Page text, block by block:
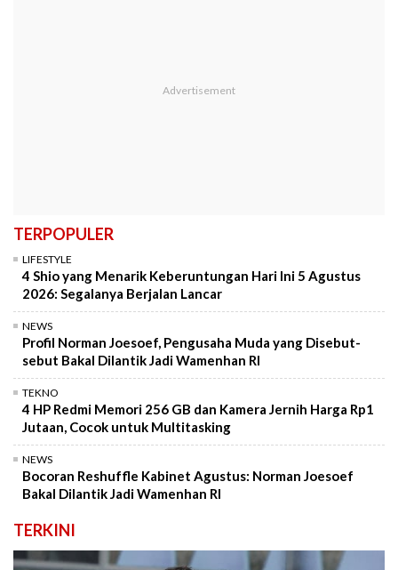
TERPOPULER
LIFESTYLE
4 Shio yang Menarik Keberuntungan Hari Ini 5 Agustus
2026: Segalanya Berjalan Lancar
NEWS
Profil Norman Joesoef, Pengusaha Muda yang Disebut-
sebut Bakal Dilantik Jadi Wamenhan RI
TEKNO
4 HP Redmi Memori 256 GB dan Kamera Jernih Harga Rp1
Jutaan, Cocok untuk Multitasking
NEWS
Bocoran Reshuffle Kabinet Agustus: Norman Joesoef
Bakal Dilantik Jadi Wamenhan RI
TERKINI